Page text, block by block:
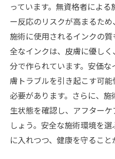
っています。無資格者によ
ー反応のリスクが高まるため
施術に使用されるインクの
全なインクは、皮膚に優し
分で作られています。安価
膚トラブルを引き起こす可
必要があります。さらに、
生状態を確認し、アフター
しょう。安全な施術環境を
に入れつつ、健康を守ること